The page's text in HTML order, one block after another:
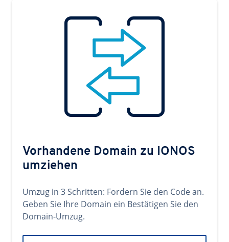
Vorhandene Domain zu IONOS
umziehen
Umzug in 3 Schritten: Fordern Sie den Code an.
Geben Sie Ihre Domain ein Bestätigen Sie den
Domain-Umzug.